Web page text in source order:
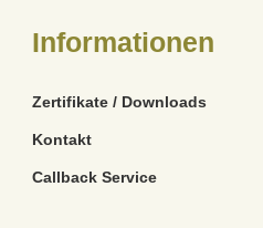
Informationen
Zertifikate / Downloads
Kontakt
Callback Service